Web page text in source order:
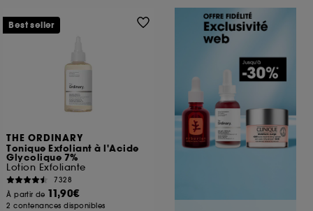
THE ORDINARY
Tonique Exfoliant à l'Acide
Glycolique 7%
Lotion Exfoliante
7328
À partir de 11,90€
2 contenances disponibles
Best seller